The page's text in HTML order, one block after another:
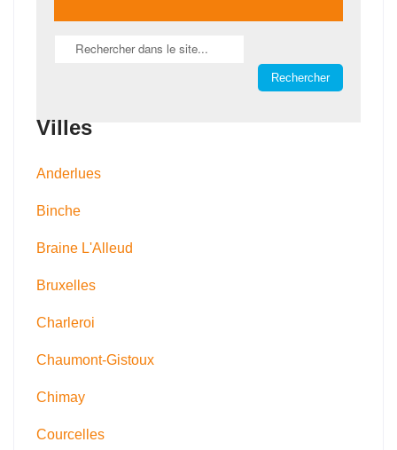
Villes
Anderlues
Binche
Braine L'Alleud
Bruxelles
Charleroi
Chaumont-Gistoux
Chimay
Courcelles